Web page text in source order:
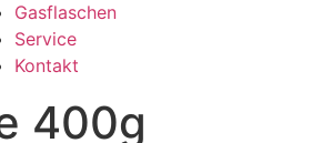
Gasflaschen
Service
Kontakt
400g